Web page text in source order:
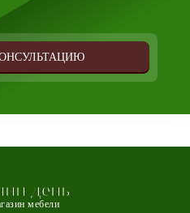
день
мебели